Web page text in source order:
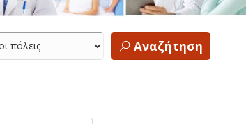
Αναζήτηση